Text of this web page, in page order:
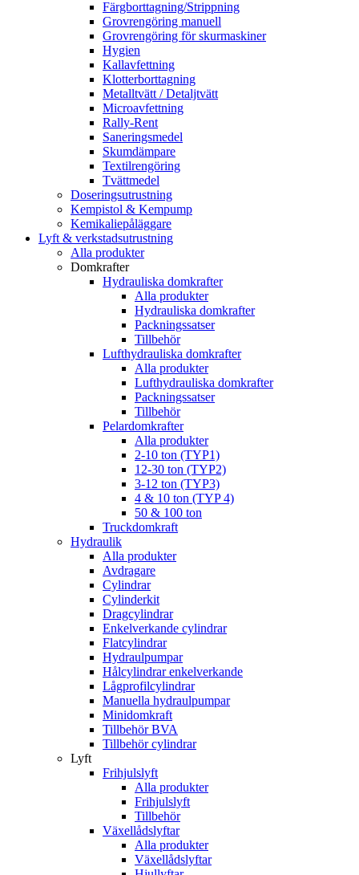
Färgborttagning/Strippning
Grovrengöring manuell
Grovrengöring för skurmaskiner
Hygien
Kallavfettning
Klotterborttagning
Metalltvätt / Detaljtvätt
Microavfettning
Rally-Rent
Saneringsmedel
Skumdämpare
Textilrengöring
Tvättmedel
Doseringsutrustning
Kempistol & Kempump
Kemikaliepåläggare
Lyft & verkstadsutrustning
Alla produkter
Domkrafter
Hydrauliska domkrafter
Alla produkter
Hydrauliska domkrafter
Packningssatser
Tillbehör
Lufthydrauliska domkrafter
Alla produkter
Lufthydrauliska domkrafter
Packningssatser
Tillbehör
Pelardomkrafter
Alla produkter
2-10 ton (TYP1)
12-30 ton (TYP2)
3-12 ton (TYP3)
4 & 10 ton (TYP 4)
50 & 100 ton
Truckdomkraft
Hydraulik
Alla produkter
Avdragare
Cylindrar
Cylinderkit
Dragcylindrar
Enkelverkande cylindrar
Flatcylindrar
Hydraulpumpar
Hålcylindrar enkelverkande
Lågprofilcylindrar
Manuella hydraulpumpar
Minidomkraft
Tillbehör BVA
Tillbehör cylindrar
Lyft
Frihjulslyft
Alla produkter
Frihjulslyft
Tillbehör
Växellådslyftar
Alla produkter
Växellådslyftar